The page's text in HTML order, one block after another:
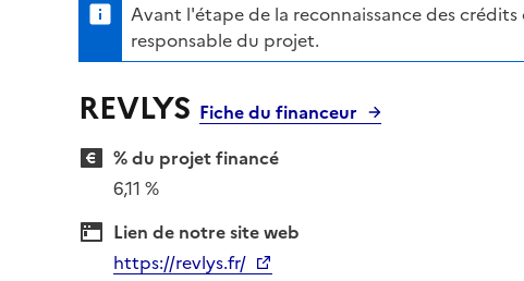
Avant l'étape de la reconnaissance des
responsable du projet.
REVLYS Fiche du financeur
% du projet financé
6,11 %
Lien de notre site web
https://revlys.fr/